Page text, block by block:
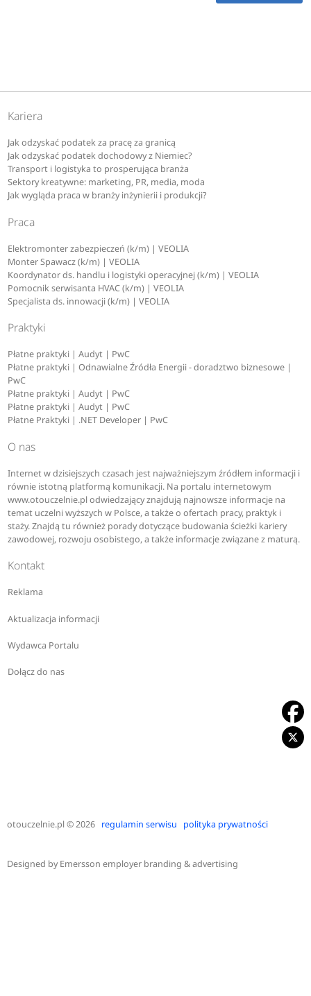
Kariera
Jak odzyskać podatek za pracę za granicą
Jak odzyskać podatek dochodowy z Niemiec?
Transport i logistyka to prosperująca branża
Sektory kreatywne: marketing, PR, media, moda
Jak wygląda praca w branży inżynierii i produkcji?
Praca
Elektromonter zabezpieczeń (k/m) | VEOLIA
Monter Spawacz (k/m) | VEOLIA
Koordynator ds. handlu i logistyki operacyjnej (k/m) | VEOLIA
Pomocnik serwisanta HVAC (k/m) | VEOLIA
Specjalista ds. innowacji (k/m) | VEOLIA
Praktyki
Płatne praktyki | Audyt | PwC
Płatne praktyki | Odnawialne Źródła Energii - doradztwo biznesowe |
PwC
Płatne praktyki | Audyt | PwC
Płatne praktyki | Audyt | PwC
Płatne Praktyki | .NET Developer | PwC
O nas
Internet w dzisiejszych czasach jest najważniejszym źródłem informacji i
równie istotną platformą komunikacji. Na portalu internetowym
www.otouczelnie.pl odwiedzający znajdują najnowsze informacje na
temat uczelni wyższych w Polsce, a także o ofertach pracy, praktyk i
staży. Znajdą tu również porady dotyczące budowania ścieżki kariery
zawodowej, rozwoju osobistego, a także informacje związane z maturą.
Kontakt
Reklama
Aktualizacja informacji
Wydawca Portalu
Dołącz do nas
otouczelnie.pl© 2026 regulamin serwisu polityka prywatności
Designed byEmersson employer branding & advertising